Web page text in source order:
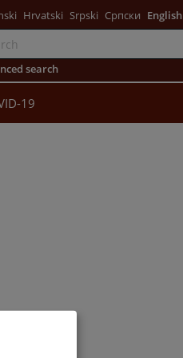
Hrvatski Srpski Српски English
search
19